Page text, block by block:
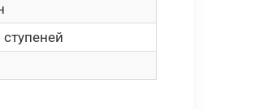
ступеней